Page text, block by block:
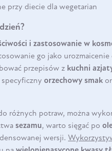
przy diecie dla wegetarian
i zastosowanie w
go jako
przepisów z kuchni
specyficzny orzechowy smak
różnych potraw, można
sezamu, warto sięgać po
wersji.